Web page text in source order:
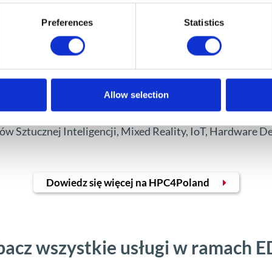
Preferences Statistics
Allow selection
Konsorcjum EDIH HPC4Poland
w ramach którego realizuje bezpłatnie
partnerami świadczymy usługi konsultingu,
Sztucznej Inteligencji, Mixed Reality, IoT, Hardware
Dowiedz się więcej na HPC4Poland
wszystkie usługi w ramach